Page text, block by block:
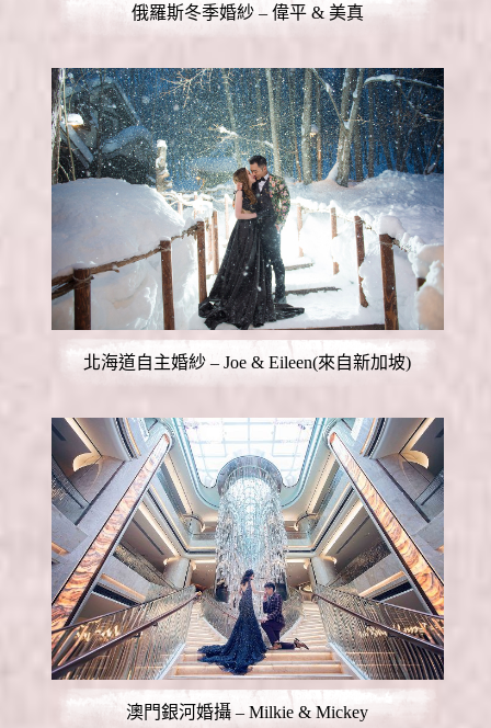
俄羅斯冬季婚紗 – 偉平 & 美真
北海道自主婚紗 – Joe & Eileen(來自新加坡)
澳門銀河婚攝 – Milkie & Mickey